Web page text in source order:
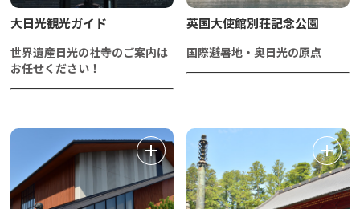
大日光観光ガイド
世界遺産日光の社寺のご案内は
お任せください！
英国大使館別荘記念公園
国際避暑地・奥日光の原点